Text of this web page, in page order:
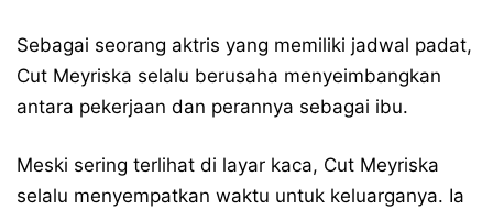
Sebagai seorang aktris yang memiliki jadwal padat,
Cut Meyriska selalu berusaha menyeimbangkan
antara pekerjaan dan perannya sebagai ibu.
Meski sering terlihat di layar kaca, Cut Meyriska
selalu menyempatkan waktu untuk keluarganya. Ia